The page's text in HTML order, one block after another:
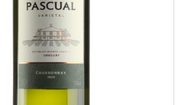
VARIETAL